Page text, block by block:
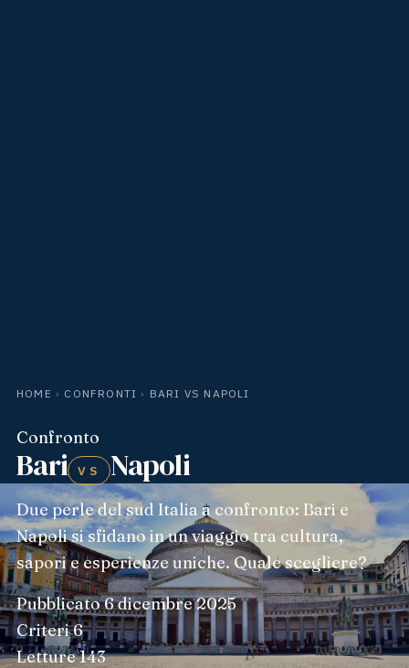
HOME › CONFRONTI › BARI VS NAPOLI
Confronto
Bari VS Napoli
Due perle del sud Italia a confronto: Bari e
Napoli si sfidano in un viaggio tra cultura,
sapori e esperienze uniche. Quale scegliere?
Pubblicato6 dicembre 2025
Criteri6
Letture143